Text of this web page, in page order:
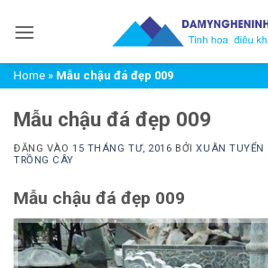
qua
dungHome » Mẫu chậu đá đẹp 009
Mẫu chậu đá đẹp 009
ĐĂNG VÀO15 THÁNG TƯ, 2016 BỞIXUÂN TUYỂN
TRỒNG CÂY
Mẫu chậu đá đẹp 009